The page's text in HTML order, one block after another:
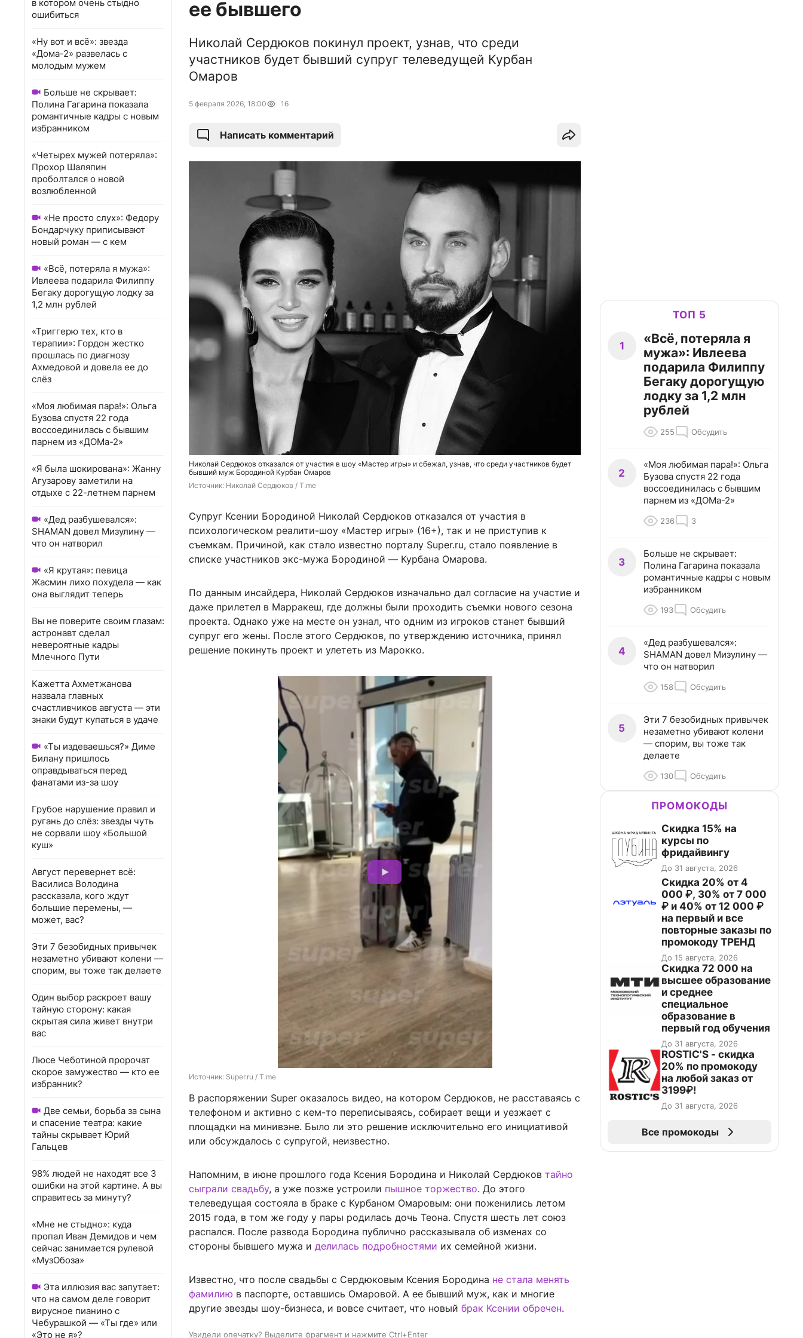
в котором очень стыдно
ошибиться
«Ну вот и всё»: звезда
«Дома-2» развелась с
молодым мужем
Больше не скрывает:
Полина Гагарина показала
романтичные кадры с новым
избранником
«Четырех мужей потеряла»:
Прохор Шаляпин
проболтался о новой
возлюбленной
«Не просто слух»: Федору
Бондарчуку приписывают
новый роман — с кем
«Всё, потеряла я мужа»:
Ивлеева подарила Филиппу
Бегаку дорогущую лодку за
1,2 млн рублей
«Триггерю тех, кто в
терапии»: Гордон жестко
прошлась по диагнозу
Ахмедовой и довела ее до
слёз
«Моя любимая пара!»: Ольга
Бузова спустя 22 года
воссоединилась с бывшим
парнем из «ДОМа-2»
«Я была шокирована»: Жанну
Агузарову заметили на
отдыхе с 22-летнем парнем
«Дед разбушевался»:
SHAMAN довел Мизулину —
что он натворил
«Я крутая»: певица
Жасмин лихо похудела — как
она выглядит теперь
Вы не поверите своим глазам:
астронавт сделал
невероятные кадры
Млечного Пути
Кажетта Ахметжанова
назвала главных
счастливчиков августа — эти
знаки будут купаться в удаче
«Ты издеваешься?» Диме
Билану пришлось
оправдываться перед
фанатами из-за шоу
Грубое нарушение правил и
ругань до слёз: звезды чуть
не сорвали шоу «Большой
куш»
Август перевернет всё:
Василиса Володина
рассказала, кого ждут
большие перемены, —
может, вас?
Эти 7 безобидных привычек
незаметно убивают колени —
спорим, вы тоже так делаете
Один выбор раскроет вашу
тайную сторону: какая
скрытая сила живет внутри
вас
Люсе Чеботиной пророчат
скорое замужество — кто ее
избранник?
Две семьи, борьба за сына
и спасение театра: какие
тайны скрывает Юрий
Гальцев
98% людей не находят все 3
ошибки на этой картине. А вы
справитесь за минуту?
«Мне не стыдно»: куда
пропал Иван Демидов и чем
сейчас занимается рулевой
«МузОбоза»
Эта иллюзия вас запутает:
что на самом деле говорит
вирусное пианино с
Чебурашкой — «Ты где» или
«Это не я»?
ее бывшего
Николай Сердюков покинул проект, узнав, что среди
участников будет бывший супруг телеведущей Курбан
Омаров
5 февраля 2026, 18:00 16
Написать комментарий
Николай Сердюков отказался от участия в шоу «Мастер игры» и сбежал, узнав, что среди участников будет
бывший муж Бородиной Курбан Омаров
Источник: Николай Сердюков / T.me
Супруг Ксении Бородиной Николай Сердюков отказался от участия в
психологическом реалити-шоу «Мастер игры» (16+), так и не приступив к
съемкам. Причиной, как стало известно порталу Super.ru, стало появление в
списке участников экс-мужа Бородиной — Курбана Омарова.
По данным инсайдера, Николай Сердюков изначально дал согласие на участие и
даже прилетел в Марракеш, где должны были проходить съемки нового сезона
проекта. Однако уже на месте он узнал, что одним из игроков станет бывший
супруг его жены. После этого Сердюков, по утверждению источника, принял
решение покинуть проект и улететь из Марокко.
Источник: Super.ru / T.me
В распоряжении Super оказалось видео, на котором Сердюков, не расставаясь с
телефоном и активно с кем-то переписываясь, собирает вещи и уезжает с
площадки на минивэне. Было ли это решение исключительно его инициативой
или обсуждалось с супругой, неизвестно.
Напомним, в июне прошлого года Ксения Бородина и Николай Сердюков тайно
сыграли свадьбу, а уже позже устроили пышное торжество. До этого
телеведущая состояла в браке с Курбаном Омаровым: они поженились летом
2015 года, в том же году у пары родилась дочь Теона. Спустя шесть лет союз
распался. После развода Бородина публично рассказывала об изменах со
стороны бывшего мужа и делилась подробностями их семейной жизни.
Известно, что после свадьбы с Сердюковым Ксения Бородина не стала менять
фамилию в паспорте, оставшись Омаровой. А ее бывший муж, как и многие
другие звезды шоу-бизнеса, и вовсе считает, что новый брак Ксении обречен.
Увидели опечатку? Выделите фрагмент и нажмите Ctrl+Enter
ТОП 5
1
«Всё, потеряла я
мужа»: Ивлеева
подарила Филиппу
Бегаку дорогущую
лодку за 1,2 млн
рублей
255 Обсудить
2
«Моя любимая пара!»: Ольга
Бузова спустя 22 года
воссоединилась с бывшим
парнем из «ДОМа-2»
236 3
3
Больше не скрывает:
Полина Гагарина показала
романтичные кадры с новым
избранником
193 Обсудить
4
«Дед разбушевался»:
SHAMAN довел Мизулину —
что он натворил
158 Обсудить
5
Эти 7 безобидных привычек
незаметно убивают колени
— спорим, вы тоже так
делаете
130 Обсудить
ПРОМОКОДЫ
Скидка 15% на
курсы по
фридайвингу
До 31 августа, 2026
Скидка 20% от 4
000 ₽, 30% от 7 000
₽ и 40% от 12 000 ₽
на первый и все
повторные заказы по
промокоду ТРЕНД
До 15 августа, 2026
Скидка 72 000 на
высшее образование
и среднее
специальное
образование в
первый год обучения
До 31 августа, 2026
ROSTIC'S - скидка
20% по промокоду
на любой заказ от
3199₽!
До 31 августа, 2026
Все промокоды